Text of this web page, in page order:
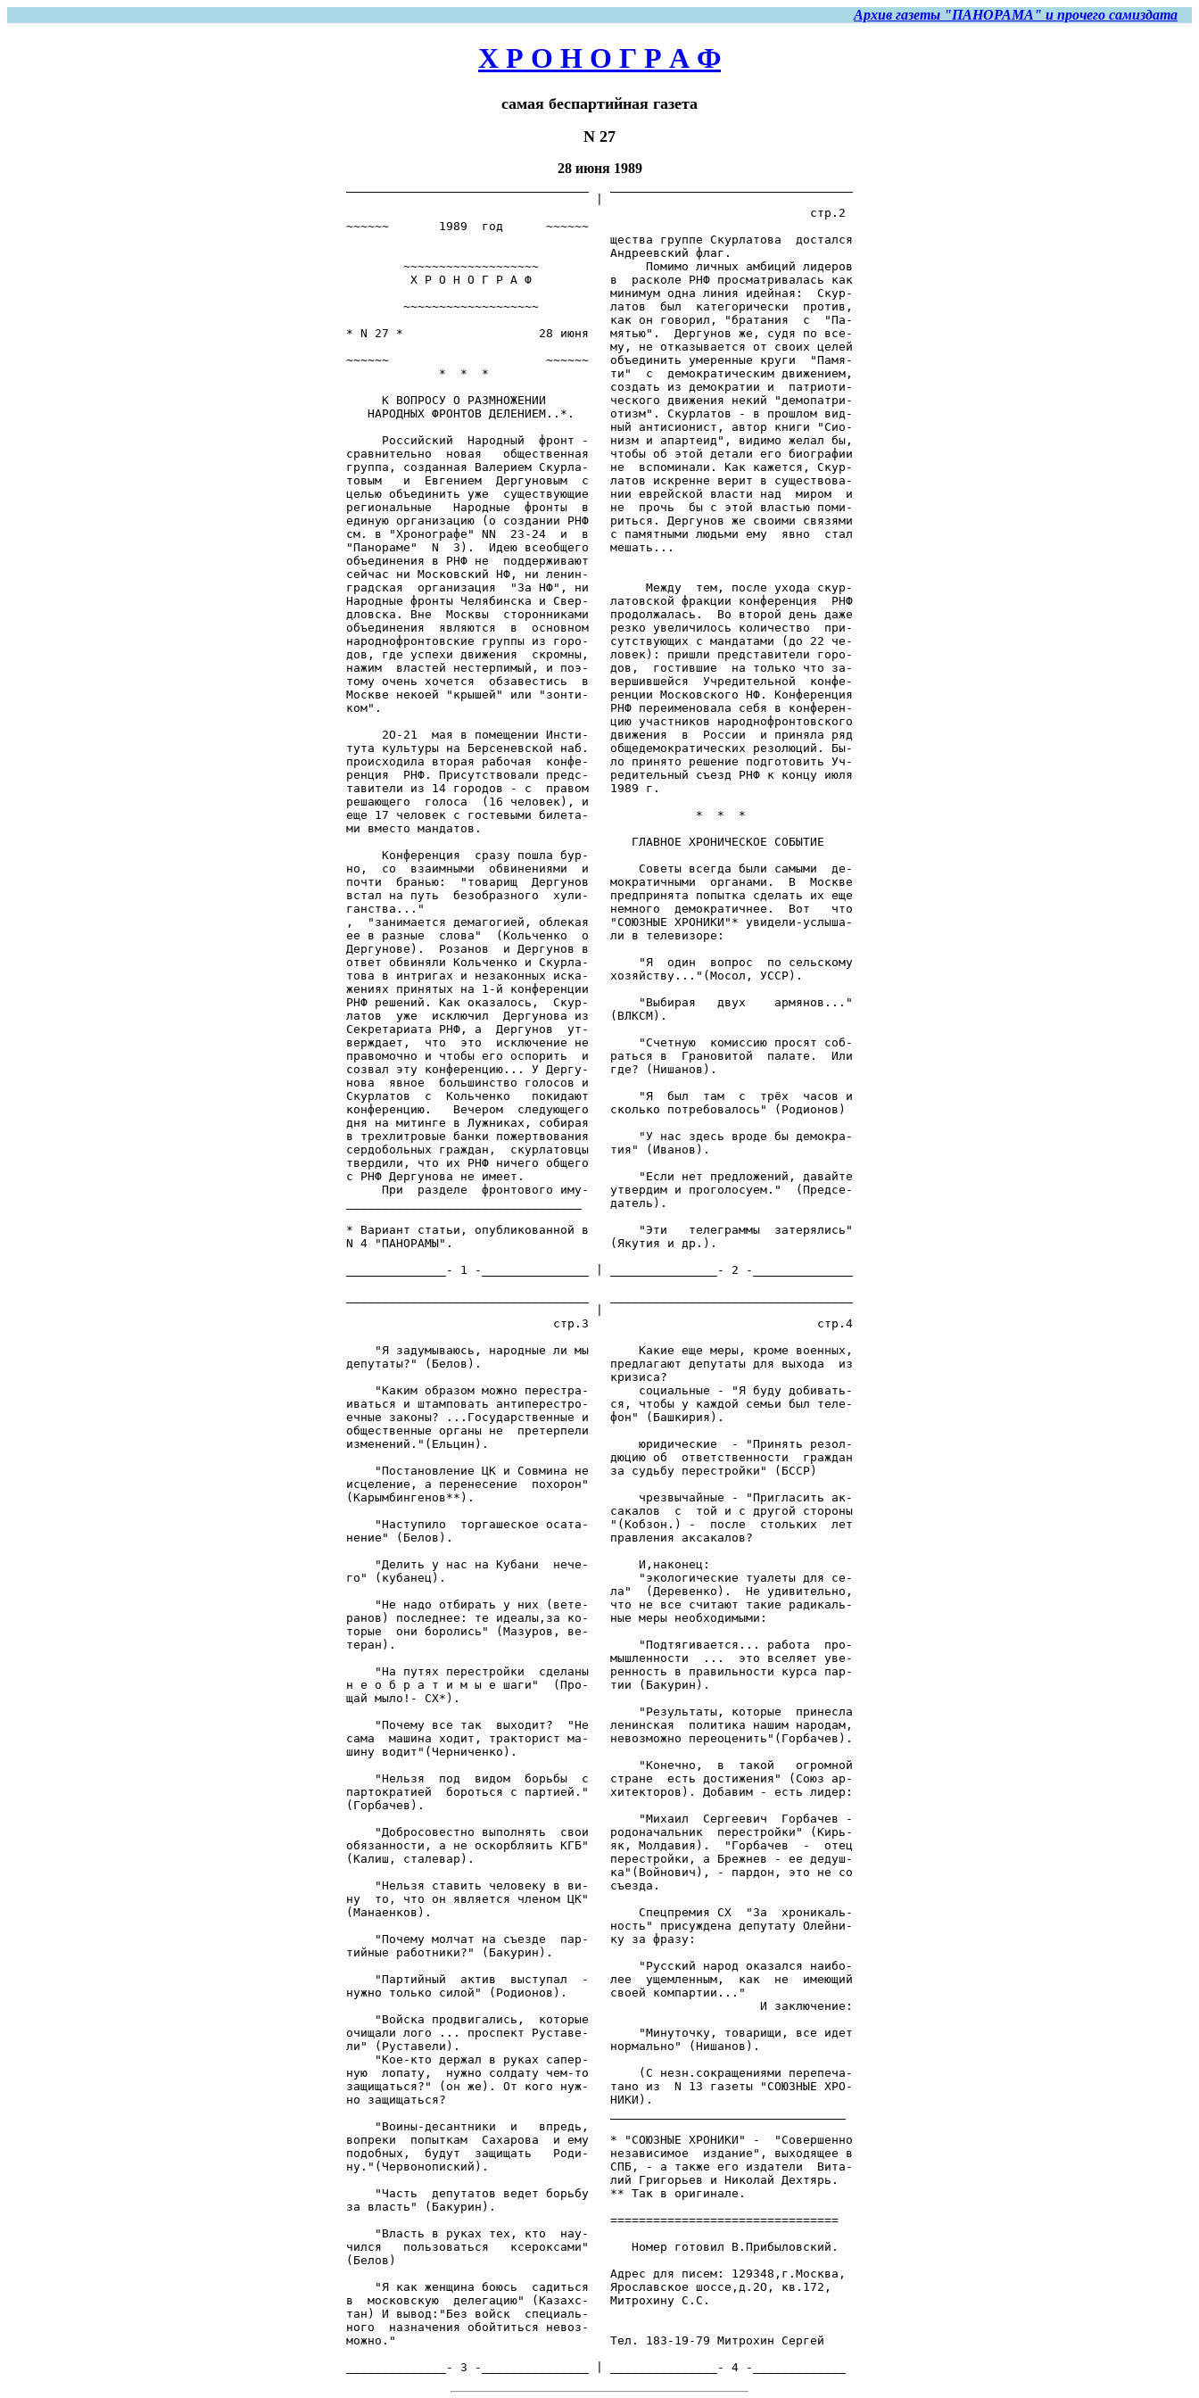
Архив газеты "ПАНОРАМА" и прочего самиздата
Х Р О Н О Г Р А Ф
самая беспартийная газета
N 27
28 июня 1989
                                                                 стр.2
~~~~~~       1989  год      ~~~~~~
                                     щества группе Скурлатова  достался
                                     Андреевский флаг.
        ~~~~~~~~~~~~~~~~~~~               Помимо личных амбиций лидеров
         Х Р О Н О Г Р А Ф           в  расколе РНФ просматривалась как
                                     минимум одна линия идейная:  Скур-
        ~~~~~~~~~~~~~~~~~~~          латов  был  категорически  против,
                                     как он говорил, "братания  с  "Па-
* N 27 *                   28 июня   мятью".  Дергунов же, судя по все-
                                     му, не отказывается от своих целей
~~~~~~                      ~~~~~~   объединить умеренные круги  "Памя-
             *  *  *                 ти"  с  демократическим движением,
                                     создать из демократии и  патриоти-
     К ВОПРОСУ О РАЗМНОЖЕНИИ         ческого движения некий "демопатри-
   НАРОДНЫХ ФРОНТОВ ДЕЛЕНИЕМ..*.     отизм". Скурлатов - в прошлом вид-
                                     ный антисионист, автор книги "Сио-
     Российский  Народный  фронт -   низм и апартеид", видимо желал бы,
сравнительно  новая   общественная   чтобы об этой детали его биографии
группа, созданная Валерием Скурла-   не  вспоминали. Как кажется, Скур-
товым   и  Евгением  Дергуновым  с   латов искренне верит в существова-
целью объединить уже  существующие   нии еврейской власти над  миром  и
региональные   Народные  фронты  в   не  прочь  бы с этой властью поми-
единую организацию (о создании РНФ   риться. Дергунов же своими связями
см. в "Хронографе" NN  23-24  и  в   с памятными людьми ему  явно  стал
"Панораме"  N  3).  Идею всеобщего   мешать...
объединения в РНФ не  поддерживают
сейчас ни Московский НФ, ни ленин-
градская  организация  "За НФ", ни        Между  тем, после ухода скур-
Народные фронты Челябинска и Свер-   латовской фракции конференция  РНФ
дловска. Вне  Москвы  сторонниками   продолжалась.  Во второй день даже
объединения  являются  в  основном   резко увеличилось количество  при-
народнофронтовские группы из горо-   сутствующих с мандатами (до 22 че-
дов, где успехи движения  скромны,   ловек): пришли представители горо-
нажим  властей нестерпимый, и поэ-   дов,  гостившие  на только что за-
тому очень хочется  обзавестись  в   вершившейся  Учредительной  конфе-
Москве некоей "крышей" или "зонти-   ренции Московского НФ. Конференция
ком".                                РНФ переименовала себя в конферен-
                                     цию участников народнофронтовского
     2О-21  мая в помещении Инсти-   движения  в  России  и приняла ряд
тута культуры на Берсеневской наб.   общедемократических резолюций. Бы-
происходила вторая рабочая  конфе-   ло принято решение подготовить Уч-
ренция  РНФ. Присутствовали предс-   редительный съезд РНФ к концу июля
тавители из 14 городов - с  правом   1989 г.
решающего  голоса  (16 человек), и
еще 17 человек с гостевыми билета-               *  *  *
ми вместо мандатов.
                                        ГЛАВНОЕ ХРОНИЧЕСКОЕ СОБЫТИЕ
     Конференция  сразу пошла бур-
но,  со  взаимными  обвинениями  и       Советы всегда были самыми  де-
почти  бранью:  "товарищ  Дергунов   мократичными  органами.  В  Москве
встал на путь  безобразного  хули-   предпринята попытка сделать их еще
ганства..."                          немного  демократичнее.  Вот   что
,  "занимается демагогией, облекая   "СОЮЗНЫЕ ХРОНИКИ"* увидели-услыша-
ее в разные  слова"  (Кольченко  о   ли в телевизоре:
Дергунове).  Розанов  и Дергунов в
ответ обвиняли Кольченко и Скурла-       "Я  один  вопрос  по сельскому
това в интригах и незаконных иска-   хозяйству..."(Мосол, УССР).
жениях принятых на 1-й конференции
РНФ решений. Как оказалось,  Скур-       "Выбирая   двух    армянов..."
латов  уже  исключил  Дергунова из   (ВЛКСМ).
Секретариата РНФ, а  Дергунов  ут-
верждает,  что  это  исключение не       "Счетную  комиссию просят соб-
правомочно и чтобы его оспорить  и   раться в  Грановитой  палате.  Или
созвал эту конференцию... У Дергу-   где? (Нишанов).
нова  явное  большинство голосов и
Скурлатов  с  Кольченко   покидают       "Я  был  там  с  трёх  часов и
конференцию.   Вечером  следующего   сколько потребовалось" (Родионов)
дня на митинге в Лужниках, собирая
в трехлитровые банки пожертвования       "У нас здесь вроде бы демокра-
сердобольных граждан,  скурлатовцы   тия" (Иванов).
твердили, что их РНФ ничего общего
с РНФ Дергунова не имеет.                "Если нет предложений, давайте
     При  разделе  фронтового иму-   утвердим и проголосуем."  (Предсе-
_________________________________    датель).
* Вариант статьи, опубликованной в       "Эти   телеграммы  затерялись"
N 4 "ПАНОРАМЫ".                      (Якутия и др.).
______________- 1 -_______________ | _______________- 2 -______________
                             стр.3                                стр.4
    "Я задумываюсь, народные ли мы       Какие еще меры, кроме военных,
депутаты?" (Белов).                  предлагают депутаты для выхода  из
                                     кризиса?
    "Каким образом можно перестра-       социальные - "Я буду добивать-
иваться и штамповать антиперестро-   ся, чтобы у каждой семьи был теле-
ечные законы? ...Государственные и   фон" (Башкирия).
общественные органы не  претерпели
изменений."(Ельцин).                     юридические  - "Принять резол-
                                     дюцию об  ответственности  граждан
    "Постановление ЦК и Совмина не   за судьбу перестройки" (БССР)
исцеление, а перенесение  похорон"
(Карымбингенов**).                       чрезвычайные - "Пригласить ак-
                                     сакалов  с  той и с другой стороны
    "Наступило  торгашеское осата-   "(Кобзон.) -  после  стольких  лет
нение" (Белов).                      правления аксакалов?
    "Делить у нас на Кубани  нече-       И,наконец:
го" (кубанец).                           "экологические туалеты для се-
                                     ла"  (Деревенко).  Не удивительно,
    "Не надо отбирать у них (вете-   что не все считают такие радикаль-
ранов) последнее: те идеалы,за ко-   ные меры необходимыми:
торые  они боролись" (Мазуров, ве-
теран).                                  "Подтягивается... работа  про-
                                     мышленности  ...  это вселяет уве-
    "На путях перестройки  сделаны   ренность в правильности курса пар-
н е о б р а т и м ы е шаги"  (Про-   тии (Бакурин).
щай мыло!- СХ*).
                                         "Результаты, которые  принесла
    "Почему все так  выходит?  "Не   ленинская  политика нашим народам,
сама  машина ходит, тракторист ма-   невозможно переоценить"(Горбачев).
шину водит"(Черниченко).
                                         "Конечно,  в  такой   огромной
    "Нельзя  под  видом  борьбы  с   стране  есть достижения" (Союз ар-
партократией  бороться с партией."   хитекторов). Добавим - есть лидер:
(Горбачев).
                                         "Михаил  Сергеевич  Горбачев -
    "Добросовестно выполнять  свои   родоначальник  перестройки" (Кирь-
обязанности, а не оскорбляить КГБ"   як, Молдавия).  "Горбачев  -  отец
(Калиш, сталевар).                   перестройки, а Брежнев - ее дедуш-
                                     ка"(Войнович), - пардон, это не со
    "Нельзя ставить человеку в ви-   съезда.
ну  то, что он является членом ЦК"
(Манаенков).                             Спецпремия СХ  "За  хроникаль-
                                     ность" присуждена депутату Олейни-
    "Почему молчат на съезде  пар-   ку за фразу:
тийные работники?" (Бакурин).
                                         "Русский народ оказался наибо-
    "Партийный  актив  выступал  -   лее  ущемленным,  как  не  имеющий
нужно только силой" (Родионов).      своей компартии..."
                                                          И заключение:
    "Войска продвигались,  которые
очищали лого ... проспект Руставе-       "Минуточку, товарищи, все идет
ли" (Руставели).                     нормально" (Нишанов).
    "Кое-кто держал в руках сапер-
ную  лопату,  нужно солдату чем-то       (С незн.сокращениями перепеча-
защищаться?" (он же). От кого нуж-   тано из  N 13 газеты "СОЮЗНЫЕ ХРО-
но защищаться?                       НИКИ).
    "Воины-десантники  и   впредь,
вопреки  попыткам  Сахарова  и ему   * "СОЮЗНЫЕ ХРОНИКИ" -  "Совершенно
подобных,  будут  защищать   Роди-   независимое  издание", выходящее в
ну."(Червонопиский).                 СПБ, - а также его издатели  Вита-
                                     лий Григорьев и Николай Дехтярь.
    "Часть  депутатов ведет борьбу   ** Так в оригинале.
за власть" (Бакурин).
                                     ================================
    "Власть в руках тех, кто  нау-
чился   пользоваться   ксероксами"      Номер готовил В.Прибыловский.
(Белов)
                                     Адрес для писем: 129348,г.Москва,
    "Я как женщина боюсь  садиться   Ярославское шоссе,д.2О, кв.172,
в  московскую  делегацию" (Казахс-   Митрохину С.С.
тан) И вывод:"Без войск  специаль-
ного  назначения обойтиться невоз-
можно."                              Тел. 183-19-79 Митрохин Сергей